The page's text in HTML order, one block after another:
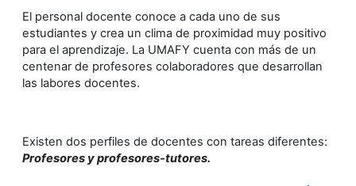
El personal docente conoce a cada uno de sus
estudiantes y crea un clima de proximidad muy positivo
para el aprendizaje. La UMAFY cuenta con más de un
centenar de profesores colaboradores que desarrollan
las labores docentes.
Existen dos perfiles de docentes con tareas diferentes:
Profesores y profesores-tutores.